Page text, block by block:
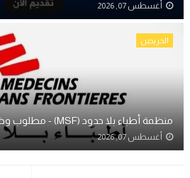
أغسطس 07, 2026
الخريجين
منظمة أطباء بلا حدود (MSF) - مطلوب وظائف شاغرة
أغسطس 07, 2026